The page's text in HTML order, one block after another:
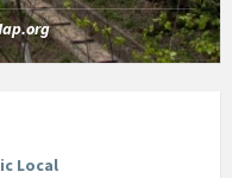
Local